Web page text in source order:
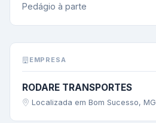
Pedágio à parte
EMPRESA
RODARE TRANSPORTES
Localizada em Bom Sucesso, MG